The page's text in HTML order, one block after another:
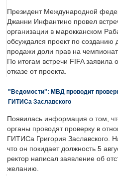
Президент Международной
Джанни Инфантино провел
организации в марокканском
обсуждался проект по созданию
продажи доли прав на
По итогам встречи FIFA
отказе от проекта.
"Ведомости": МВД проводит
ГИТИСа Заславского
Появилась информация о том,
органы проводят проверку в
ГИТИСа Григория Заславского.
что он покидает должность 5
ректор написал заявление об
желанию.